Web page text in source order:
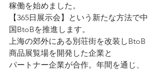
稼働を始めました。
【365日展示会】という新たな方法で中
国BtoBを推進します。
上海の郊外にある別荘街を改装しBtoB
商品展覧場を開発した企業と
パートナー企業が合作。年間を通じ、